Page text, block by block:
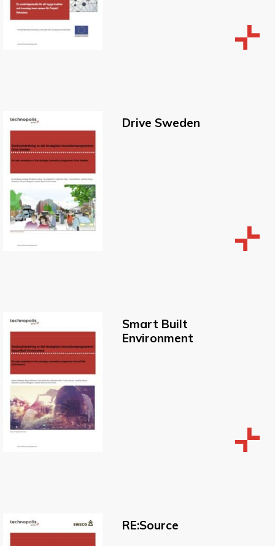
Drive Sweden
Smart Built
Environment
RE:Source